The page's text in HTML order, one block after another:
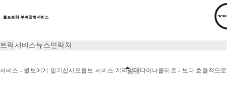
트럭서비스뉴스연락처
서비스 - 볼보에게 맡기십시오볼보 서비스 계약임대 다이나플리트 - 보다 효율적으로